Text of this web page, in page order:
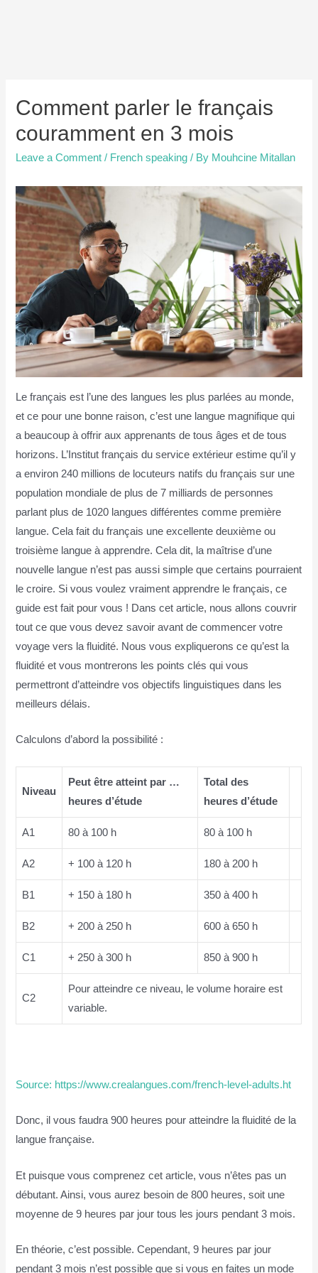
Comment parler le français
couramment en 3 mois
Leave a Comment / French speaking / By Mouhcine Mitallan
Le français est l’une des langues les plus parlées au monde,
et ce pour une bonne raison, c’est une langue magnifique qui
a beaucoup à offrir aux apprenants de tous âges et de tous
horizons. L’Institut français du service extérieur estime qu’il y
a environ 240 millions de locuteurs natifs du français sur une
population mondiale de plus de 7 milliards de personnes
parlant plus de 1020 langues différentes comme première
langue. Cela fait du français une excellente deuxième ou
troisième langue à apprendre. Cela dit, la maîtrise d’une
nouvelle langue n’est pas aussi simple que certains pourraient
le croire. Si vous voulez vraiment apprendre le français, ce
guide est fait pour vous ! Dans cet article, nous allons couvrir
tout ce que vous devez savoir avant de commencer votre
voyage vers la fluidité. Nous vous expliquerons ce qu’est la
fluidité et vous montrerons les points clés qui vous
permettront d’atteindre vos objectifs linguistiques dans les
meilleurs délais.
Calculons d’abord la possibilité :
Niveau
Peut être atteint par …
heures d’étude
Total des
heures d’étude
A1 80 à 100 h 80 à 100 h
A2 + 100 à 120 h 180 à 200 h
B1 + 150 à 180 h 350 à 400 h
B2 + 200 à 250 h 600 à 650 h
C1 + 250 à 300 h 850 à 900 h
C2
Pour atteindre ce niveau, le volume horaire est
variable.
Source: https://www.crealangues.com/french-level-adults.ht
Donc, il vous faudra 900 heures pour atteindre la fluidité de la
langue française.
Et puisque vous comprenez cet article, vous n’êtes pas un
débutant.Ainsi, vous aurez besoin de 800 heures, soit une
moyenne de 9 heures par jour tous les jours pendant 3 mois.
En théorie, c’est possible. Cependant, 9 heures par jour
pendant 3 mois n’est possible que si vous en faites un mode